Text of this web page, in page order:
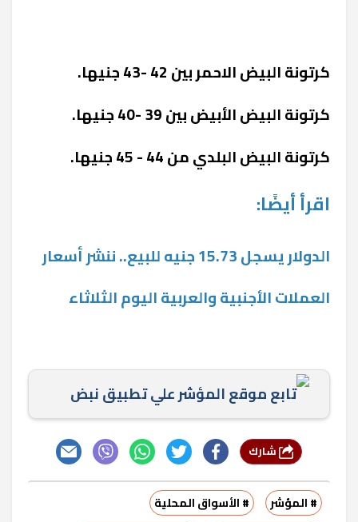
كرتونة البيض الاحمر بين 42 -43 جنيها.
كرتونة البيض الأبيض بين 39 -40 جنيها.
كرتونة البيض البلدي من 44 - 45 جنيها.
اقرأ أيضًا:
الدولار يسجل 15.73 جنيه للبيع.. ننشر أسعار
العملات الأجنبية والعربية اليوم الثلاثاء
تابع موقع المؤشر علي تطبيق نبض
# المؤشر
# الأسواق المحلية